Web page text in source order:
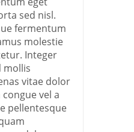
eget
sed nisl.
fermentum
molestie
Integer
mollis
vitae dolor
vel a
pellentesque